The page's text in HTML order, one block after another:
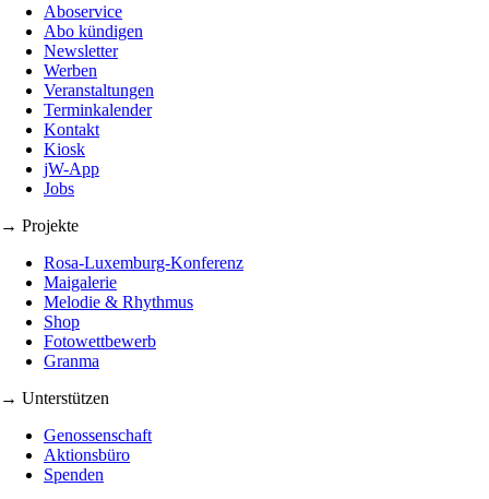
Aboservice
Abo kündigen
Newsletter
Werben
Veranstaltungen
Terminkalender
Kontakt
Kiosk
jW-App
Jobs
→ Projekte
Rosa-Luxemburg-Konferenz
Maigalerie
Melodie & Rhythmus
Shop
Fotowettbewerb
Granma
→ Unterstützen
Genossenschaft
Aktionsbüro
Spenden